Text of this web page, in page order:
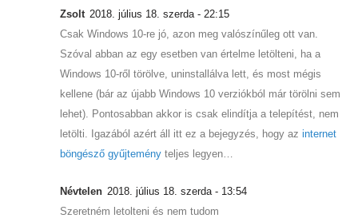
Zsolt 2018. július 18. szerda - 22:15
Csak Windows 10-re jó, azon meg valószínűleg ott van.
Szóval abban az egy esetben van értelme letölteni, ha a
Windows 10-ről törölve, uninstallálva lett, és most mégis
kellene (bár az újabb Windows 10 verziókból már törölni sem
lehet). Pontosabban akkor is csak elindítja a telepítést, nem
letölti. Igazából azért áll itt ez a bejegyzés, hogy az internet
böngésző gyűjtemény teljes legyen…
Névtelen 2018. július 18. szerda - 13:54
Szeretném letolteni és nem tudom